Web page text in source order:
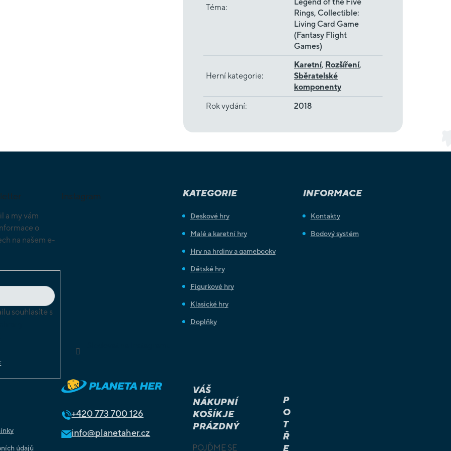
Téma:
Rings, Collectible:
Living Card Game
(Fantasy Flight
Games)
Herní kategorie:
Karetní, Rozšíření,
Sběratelské
komponenty
Rok vydání: 2018
a my vám
o
na našem e-
souhlasíte s
Instagram KATEGORIE
Deskové hry
Malé a karetní hry
Hry na hrdiny a gamebooky
Dětské hry
Figurkové hry
Klasické hry
Doplňky
INFORMACE
Kontakty
Bodový systém
údajů
+420773 700 126
info@planetaher.cz
VÁŠ
NÁKUPNÍ
KOŠÍK JE
PRÁZDNÝ
POJĎME SE
P
O
T
Ř
E